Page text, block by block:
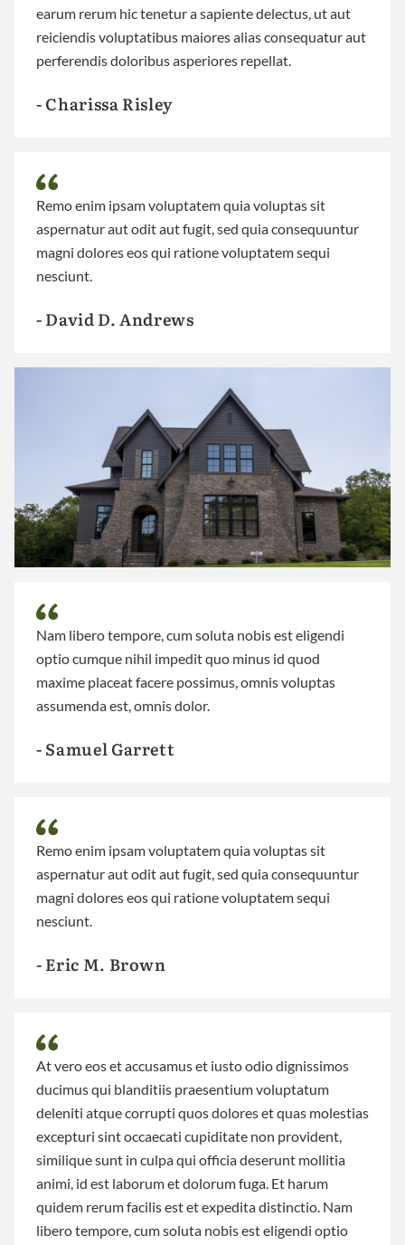
earum rerum hic tenetur a sapiente delectus, ut aut
reiciendis voluptatibus maiores alias consequatur aut
perferendis doloribus asperiores repellat.
- Charissa Risley
Remo enim ipsam voluptatem quia voluptas sit
aspernatur aut odit aut fugit, sed quia consequuntur
magni dolores eos qui ratione voluptatem sequi
nesciunt.
- David D. Andrews
Nam libero tempore, cum soluta nobis est eligendi
optio cumque nihil impedit quo minus id quod
maxime placeat facere possimus, omnis voluptas
assumenda est, omnis dolor.
- Samuel Garrett
Remo enim ipsam voluptatem quia voluptas sit
aspernatur aut odit aut fugit, sed quia consequuntur
magni dolores eos qui ratione voluptatem sequi
nesciunt.
- Eric M. Brown
At vero eos et accusamus et iusto odio dignissimos
ducimus qui blanditiis praesentium voluptatum
deleniti atque corrupti quos dolores et quas molestias
excepturi sint occaecati cupiditate non provident,
similique sunt in culpa qui officia deserunt mollitia
animi, id est laborum et dolorum fuga. Et harum
quidem rerum facilis est et expedita distinctio. Nam
libero tempore, cum soluta nobis est eligendi optio